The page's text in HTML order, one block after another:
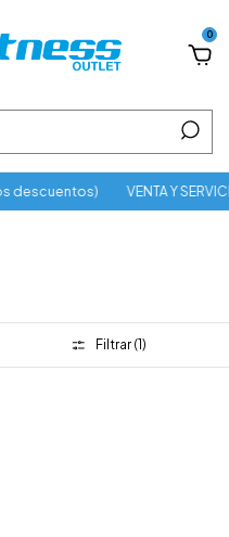
0
descuentos) VENTA Y
Filtrar (1)